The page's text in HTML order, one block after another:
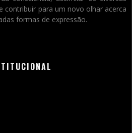
contribuir para um novo olhar acerca
formas de expressão.